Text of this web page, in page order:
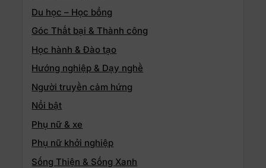
Du học – Học bổng
Góc Thất bại & Thành công
Học hành & Đào tạo
Hướng nghiệp & Dạy nghề
Người truyền cảm hứng
Nổi bật
Phụ nữ & xe
Phụ nữ khởi nghiệp
Sống Thiện & Sống Xanh